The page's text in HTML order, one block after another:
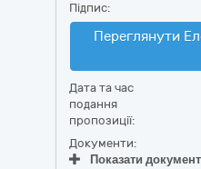
Підпис:
Переглянути
Дата та час
подання
пропозиції:
Документи:
Показати